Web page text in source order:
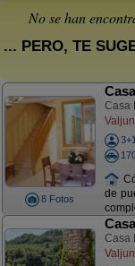
No se han
... PERO, TE
8 Fotos
Casa
de
Casa